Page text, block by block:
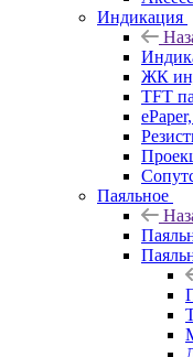
Индикация
ЖК
TFT
Паяльное